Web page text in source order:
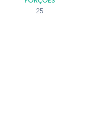
25